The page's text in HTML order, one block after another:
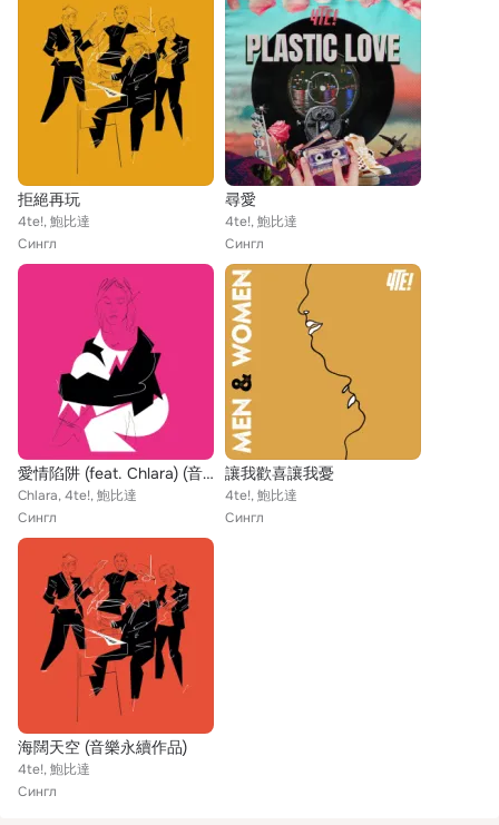
拒絕再玩
4te!, 鮑比達
Сингл
尋愛
4te!, 鮑比達
Сингл
愛情陷阱 (feat. Chlara) (音樂永續作品)
Chlara, 4te!, 鮑比達
Сингл
讓我歡喜讓我憂
4te!, 鮑比達
Сингл
海闊天空 (音樂永續作品)
4te!, 鮑比達
Сингл